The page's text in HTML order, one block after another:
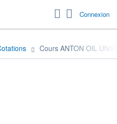
Connexion
Cours ANTON OIL